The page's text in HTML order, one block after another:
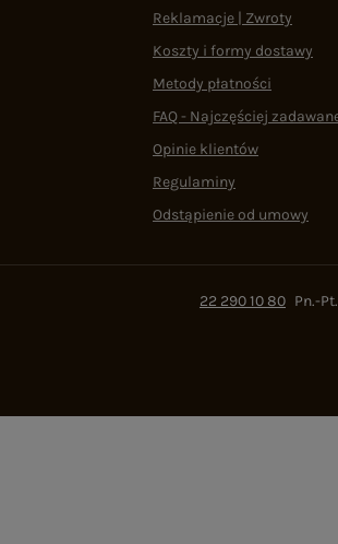
Reklamacje | Zwroty
Koszty i formy dostawy
Metody płatności
FAQ - Najczęściej
Opinie klientów
Regulaminy
Odstąpienie od umowy
22 290 10 80 Pn.-